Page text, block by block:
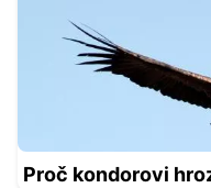
Proč kondorovi